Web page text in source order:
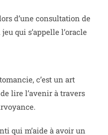
d’une consultation de
qui s’appelle l’oracle
c’est un art
lire l’avenir à travers
qui m’aide à avoir un